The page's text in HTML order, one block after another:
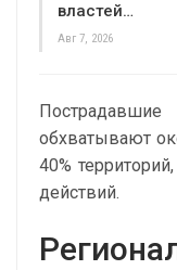
властей…
Авг 7, 2026
Пострадавшие
обхватывают
40%
действий.